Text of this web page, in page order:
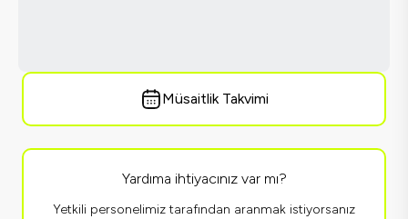
Müsaitlik Takvimi
Yardıma ihtiyacınız var mı?
Yetkili personelimiz tarafından aranmak istiyorsanız